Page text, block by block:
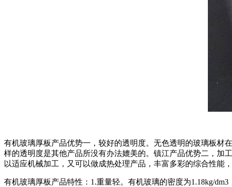
有机玻璃厚板产品优势一，较好的透明度。无色透明的玻璃板材
样的透明度是其他产品所没有办法媲美的。镇江产品优势二，加
以适应机械加工，又可以做成热处理产品，丰富多彩的综合性能
有机玻璃厚板产品特性：1.重量轻。有机玻璃的密度为1.18kg/